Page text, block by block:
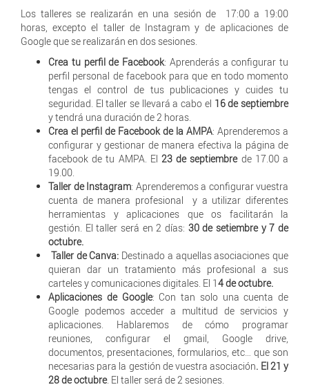
Los talleres se realizarán en una sesión de 17:00 a 19:00
horas, excepto el taller de Instagram y de aplicaciones de
Google que se realizarán en dos sesiones.
Crea tu perfil de Facebook: Aprenderás a configurar tu
perfil personal de facebook para que en todo momento
tengas el control de tus publicaciones y cuides tu
seguridad. El taller se llevará a cabo el 16 de septiembre
y tendrá una duración de 2 horas.
Crea el perfil de Facebook de la AMPA: Aprenderemos a
configurar y gestionar de manera efectiva la página de
facebook de tu AMPA. El 23 de septiembrede 17.00 a
19.00.
Taller de Instagram: Aprenderemos a configurar vuestra
cuenta de manera profesional y a utilizar diferentes
herramientas y aplicaciones que os facilitarán la
gestión. El taller será en 2 días: 30 de setiembre y 7 de
octubre.
Taller de Canva: Destinado a aquellas asociaciones que
quieran dar un tratamiento más profesional a sus
carteles y comunicaciones digitales. El 14 de octubre.
Aplicaciones de Google: Con tan solo una cuenta de
Google podemos acceder a multitud de servicios y
aplicaciones. Hablaremos de cómo programar
reuniones, configurar el gmail, Google drive,
documentos, presentaciones, formularios, etc… que son
necesarias para la gestión de vuestra asociación. El 21 y
28 de octubre. El taller será de 2 sesiones.